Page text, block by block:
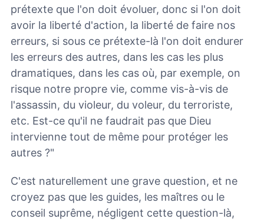
prétexte que l'on doit évoluer, donc si l'on doit
avoir la liberté d'action, la liberté de faire nos
erreurs, si sous ce prétexte-là l'on doit endurer
les erreurs des autres, dans les cas les plus
dramatiques, dans les cas où, par exemple, on
risque notre propre vie, comme vis-à-vis de
l'assassin, du violeur, du voleur, du terroriste,
etc. Est-ce qu'il ne faudrait pas que Dieu
intervienne tout de même pour protéger les
autres ?"
C'est naturellement une grave question, et ne
croyez pas que les guides, les maîtres ou le
conseil suprême, négligent cette question-là,